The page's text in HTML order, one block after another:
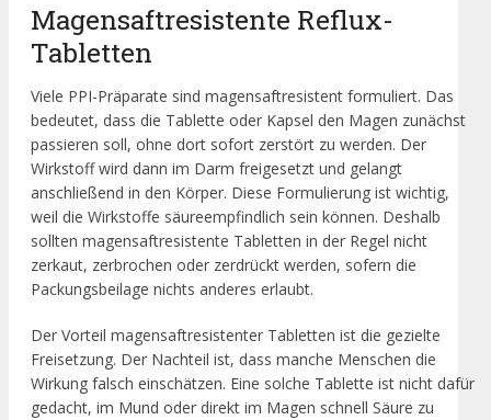
Magensaftresistente Reflux-
Tabletten
Viele PPI-Präparate sind magensaftresistent formuliert. Das
bedeutet, dass die Tablette oder Kapsel den Magen zunächst
passieren soll, ohne dort sofort zerstört zu werden. Der
Wirkstoff wird dann im Darm freigesetzt und gelangt
anschließend in den Körper. Diese Formulierung ist wichtig,
weil die Wirkstoffe säureempfindlich sein können. Deshalb
sollten magensaftresistente Tabletten in der Regel nicht
zerkaut, zerbrochen oder zerdrückt werden, sofern die
Packungsbeilage nichts anderes erlaubt.
Der Vorteil magensaftresistenter Tabletten ist die gezielte
Freisetzung. Der Nachteil ist, dass manche Menschen die
Wirkung falsch einschätzen. Eine solche Tablette ist nicht dafür
gedacht, im Mund oder direkt im Magen schnell Säure zu